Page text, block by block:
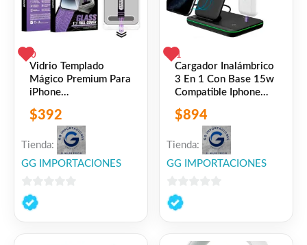
0
Vidrio Templado
Mágico Premium Para
iPhone
11/12/13/14/15/16
$392
Tienda:
GG IMPORTACIONES
0
de
1
Cargador Inalámbrico
3 En 1 Con Base 15w
Compatible Iphone
Negro
$894
Tienda:
GG IMPORTACIONES
0
de